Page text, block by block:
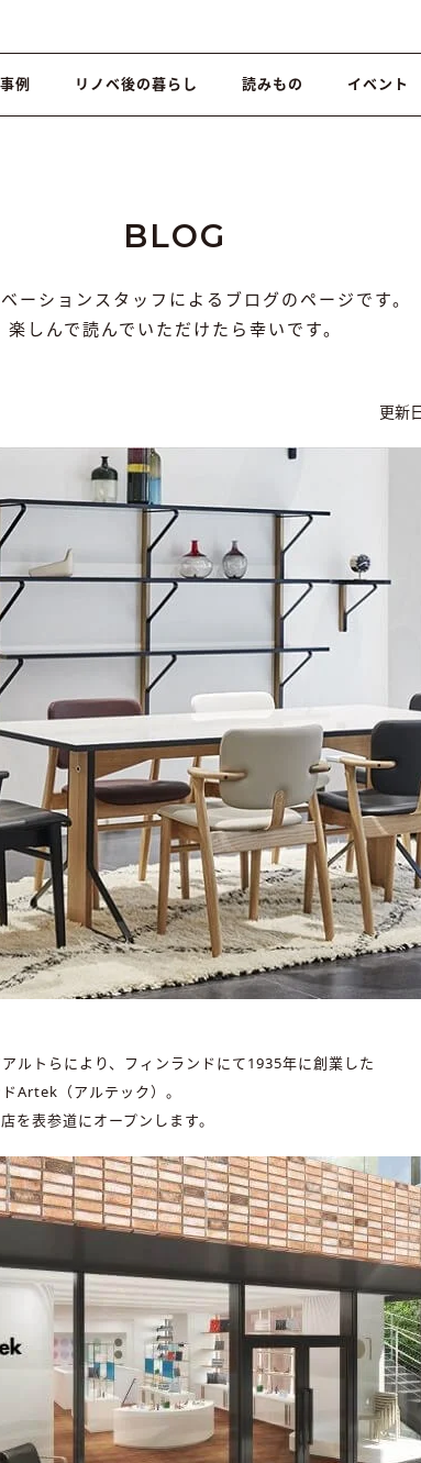
例 リノベ後の暮らし 読みもの イベント
BLOG
ーションスタッフによるブログのページです。
楽しんで読んでいただけたら幸いです。
更新
ルトらにより、フィンランドにて1935年に創業した
Artek（アルテック）。
を表参道にオープンします。